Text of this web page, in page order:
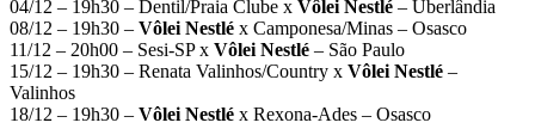
04/12 – 19h30 – Dentil/Praia Clube x Vôlei Nestlé – Uberlândia
08/12 – 19h30 – Vôlei Nestlé x Camponesa/Minas – Osasco
11/12 – 20h00 – Sesi-SP x Vôlei Nestlé – São Paulo
15/12 – 19h30 – Renata Valinhos/Country x Vôlei Nestlé –
Valinhos
18/12 – 19h30 – Vôlei Nestlé x Rexona-Ades – Osasco